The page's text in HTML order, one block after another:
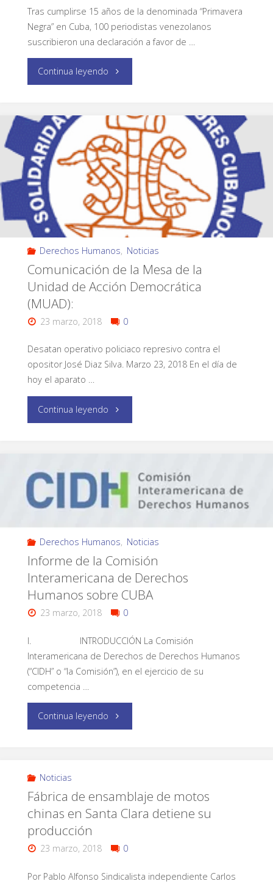
Tras cumplirse 15 años de la denominada “Primavera
Negra” en Cuba, 100 periodistas venezolanos
suscribieron una declaración a favor de …
Continua leyendo
Derechos Humanos, Noticias
Comunicación de la Mesa de la
Unidad de Acción Democrática
(MUAD):
23 marzo, 2018 0
Desatan operativo policiaco represivo contra el
opositor José Diaz Silva. Marzo 23, 2018 En el día de
hoy el aparato …
Continua leyendo
Derechos Humanos, Noticias
Informe de la Comisión
Interamericana de Derechos
Humanos sobre CUBA
23 marzo, 2018 0
I. INTRODUCCIÓN La Comisión
Interamericana de Derechos de Derechos Humanos
(“CIDH” o “la Comisión”), en el ejercicio de su
competencia …
Continua leyendo
Noticias
Fábrica de ensamblaje de motos
chinas en Santa Clara detiene su
producción
23 marzo, 2018 0
Por Pablo Alfonso Sindicalista independiente Carlos